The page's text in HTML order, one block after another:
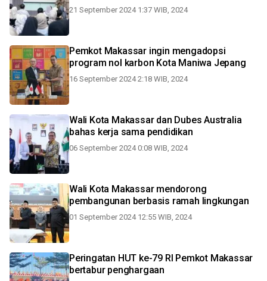
21 September 2024 1:37 WIB, 2024
Pemkot Makassar ingin mengadopsi
program nol karbon Kota Maniwa Jepang
16 September 2024 2:18 WIB, 2024
Wali Kota Makassar dan Dubes Australia
bahas kerja sama pendidikan
06 September 2024 0:08 WIB, 2024
Wali Kota Makassar mendorong
pembangunan berbasis ramah lingkungan
01 September 2024 12:55 WIB, 2024
Peringatan HUT ke-79 RI Pemkot Makassar
bertabur penghargaan